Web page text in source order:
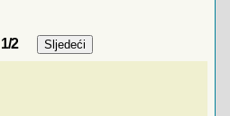
1/2